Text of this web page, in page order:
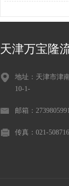
天津万宝隆
地址：天津市津
10-1-
邮箱：
传真：021-